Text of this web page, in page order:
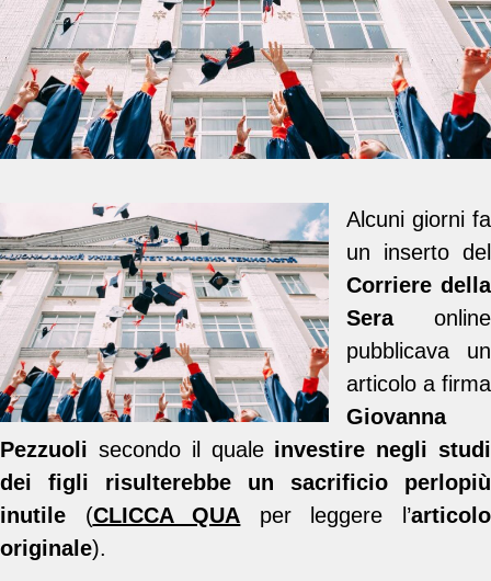
Alcuni giorni fa
un inserto del
Corriere della
Seraonline
pubblicava un
articolo a firma
Giovanna
Pezzuoli secondo il quale investire negli studi
dei figli risulterebbe un sacrificio perlopiù
inutile (CLICCA QUA per leggere l’articolo
originale).